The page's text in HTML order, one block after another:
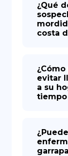
¿Qué
costa
evitar
a su
tiempo